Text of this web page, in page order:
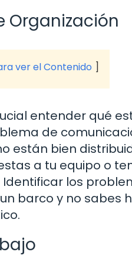
Organización
ver el Contenido
entender qué
de
están bien
a tu equipo o
los
barco y no sabes